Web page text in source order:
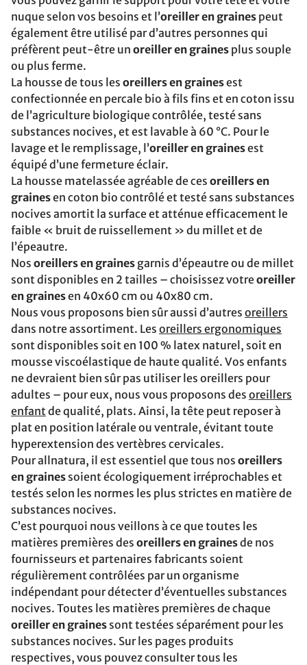
nuque selon vos besoins et l’oreiller en graines peut
également être utilisé par d’autres personnes qui
préfèrent peut-être un oreiller en graines plus souple
ou plus ferme.
La housse de tous les oreillers en grainesest
confectionnée en percale bio à fils fins et en coton issu
de l’agriculture biologique contrôlée, testé sans
substances nocives, et est lavable à 60 °C. Pour le
lavage et le remplissage, l’oreiller en grainesest
équipé d’une fermeture éclair.
La housse matelassée agréable de ces oreillers en
grainesen coton bio contrôlé et testé sans substances
nocives amortit la surface et atténue efficacement le
faible « bruit de ruissellement » du millet et de
l’épeautre.
Nos oreillers en graines garnis d’épeautre ou de millet
sont disponibles en 2 tailles – choisissez votreoreiller
en grainesen 40x60 cm ou 40x80 cm.
Nous vous proposons bien sûr aussi d’autres oreillers
dans notre assortiment. Les oreillers ergonomiques
sont disponibles soit en 100 % latex naturel, soit en
mousse viscoélastique de haute qualité. Vos enfants
ne devraient bien sûr pas utiliser les oreillers pour
adultes – pour eux, nous vous proposons des oreillers
enfantde qualité, plats. Ainsi, la tête peut reposer à
plat en position latérale ou ventrale, évitant toute
hyperextension des vertèbres cervicales.
Pour allnatura, il est essentiel que tous nos oreillers
en graines soient écologiquement irréprochables et
testés selon les normes les plus strictes en matière de
substances nocives.
C’est pourquoi nous veillons à ce que toutes les
matières premières des oreillers en grainesde nos
fournisseurs et partenaires fabricants soient
régulièrement contrôlées par un organisme
indépendant pour détecter d’éventuelles substances
nocives. Toutes les matières premières de chaque
oreiller en graines sont testées séparément pour les
substances nocives. Sur les pages produits
respectives, vous pouvez consulter tous les